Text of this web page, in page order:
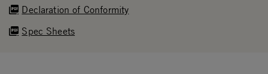
Declaration of Conformity
Spec Sheets